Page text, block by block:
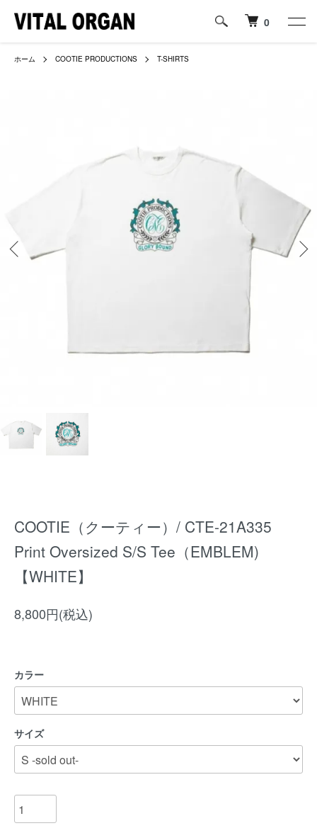
0
ホーム COOTIE PRODUCTIONS T-SHIRTS
COOTIE（クーティー）/ CTE-21A335
Print Oversized S/S Tee（EMBLEM)
【WHITE】
8,800円(税込)
カラー
サイズ